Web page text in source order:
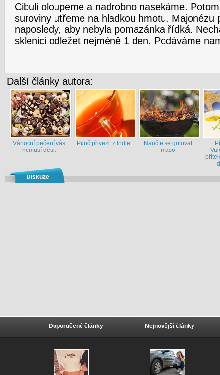
Cibuli oloupeme a nadrobno nasekáme.
suroviny utřeme na hladkou hmotu. Majonézu
naposledy, aby nebyla pomazánka řídká.
sklenici odležet nejméně 1 den. Podáváme
Další články autora:
Vánoční pečení vás
nemusí děsit
Punč přivezli z Indie
Naučte se grilovat
maso
Diskuze
Doporučené články Nejnovější články